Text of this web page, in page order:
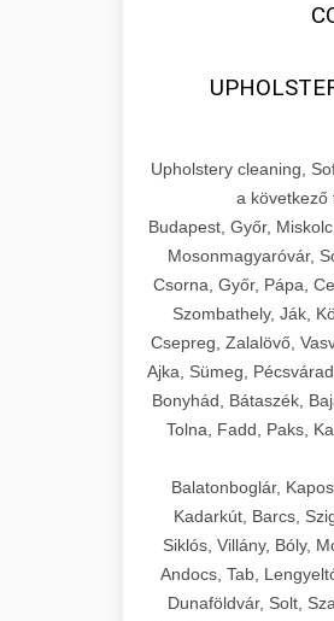
Upholstery cleaning,
a következő
Budapest, Győr,
Mosonmagyaróvár,
Csorna, Győr, Pápa,
Szombathely, Ják,
Csepreg, Zalalövő,
Ajka, Sümeg,
Bonyhád, Bátaszék,
Tolna, Fadd, Paks,
Balatonboglár,
Kadarkút, Barcs,
Siklós, Villány, Bóly,
Andocs, Tab,
Dunaföldvár, Solt,